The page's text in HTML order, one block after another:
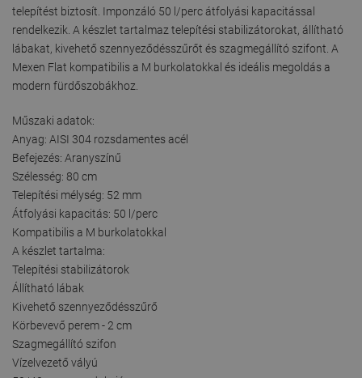
telepítést biztosít. Imponzáló 50 l/perc átfolyási kapacitással
rendelkezik. A készlet tartalmaz telepítési stabilizátorokat, állítható
lábakat, kivehető szennyeződésszűrőt és szagmegállító szifont. A
Mexen Flat kompatibilis a M burkolatokkal és ideális megoldás a
modern fürdőszobákhoz.
Műszaki adatok:
Anyag: AISI 304 rozsdamentes acél
Befejezés: Aranyszínű
Szélesség: 80 cm
Telepítési mélység: 52 mm
Átfolyási kapacitás: 50 l/perc
Kompatibilis a M burkolatokkal
A készlet tartalma:
Telepítési stabilizátorok
Állítható lábak
Kivehető szennyeződésszűrő
Körbevevő perem - 2 cm
Szagmegállító szifon
Vízelvezető vályú